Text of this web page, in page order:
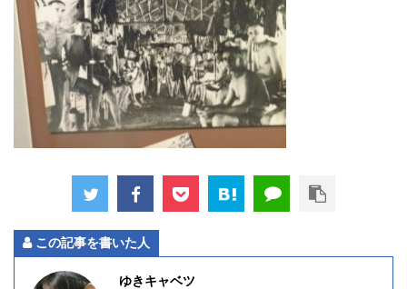
この記事を書いた人
ゆきキャベツ